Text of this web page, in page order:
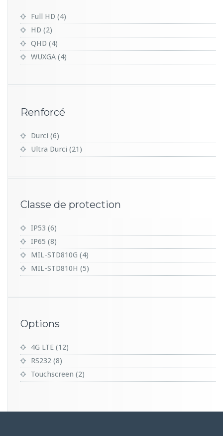
Full HD (4)
HD (2)
QHD (4)
WUXGA (4)
Renforcé
Durci (6)
Ultra Durci (21)
Classe de protection
IP53 (6)
IP65 (8)
MIL-STD810G (4)
MIL-STD810H (5)
Options
4G LTE (12)
RS232 (8)
Touchscreen (2)